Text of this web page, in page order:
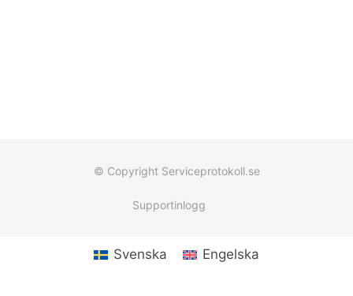
© Copyright Serviceprotokoll.se
Supportinlogg
Svenska Engelska